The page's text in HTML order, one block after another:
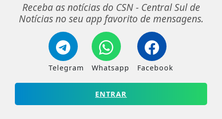
Receba as notícias do CSN - Central Sul de
Notícias no seu app favorito de mensagens.
Telegram Whatsapp Facebook
ENTRAR